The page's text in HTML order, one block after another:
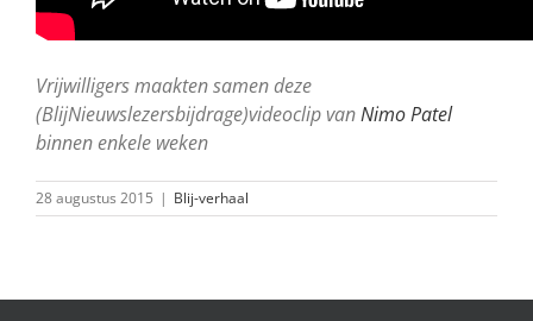
Vrijwilligers maakten samen deze
(BlijNieuwslezersbijdrage)videoclip vanNimo Patel
binnen enkele weken
28 augustus 2015 | Blij-verhaal